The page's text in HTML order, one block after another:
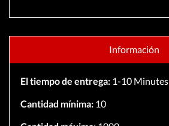
Información
El tiempo de entrega:1-10 Minutes
Cantidad mínima:10